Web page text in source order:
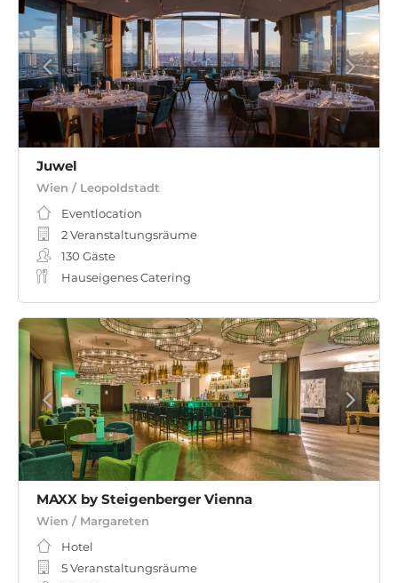
Juwel
Wien / Leopoldstadt
Eventlocation
2 Veranstaltungsräume
130 Gäste
Hauseigenes Catering
MAXX by Steigenberger Vienna
Wien / Margareten
Hotel
5 Veranstaltungsräume